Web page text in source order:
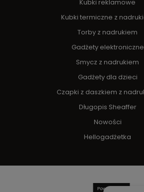
Kubki reklamowe
Kubki termiczne z
Torby z nadrukiem
Gadżety elektroniczne
Smycz z nadrukiem
Gadżety dla dzieci
Czapki z daszkiem z
Długopis Sheaffer
Nowości
Hellogadżetka